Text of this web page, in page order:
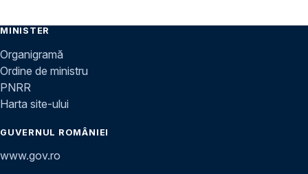
MINISTER
Organigramă
Ordine de ministru
PNRR
Harta site-ului
GUVERNUL ROMÂNIEI
www.gov.ro